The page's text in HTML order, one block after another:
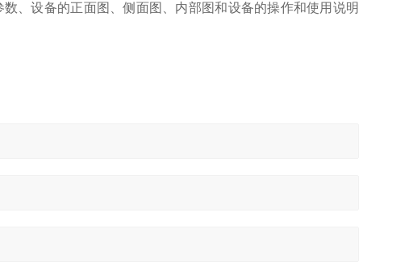
、设备的正面图、侧面图、内部图和设备的操作和使用说明